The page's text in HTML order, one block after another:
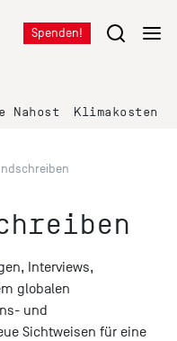
Spenden!
Nahost Klimakosten
Interviews,
globalen
und
Sichtweisen für eine